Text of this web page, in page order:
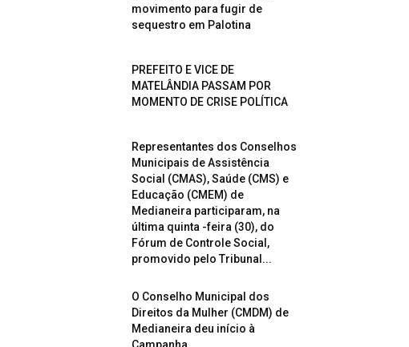
movimento para fugir de
sequestro em Palotina
PREFEITO E VICE DE
MATELÂNDIA PASSAM POR
MOMENTO DE CRISE POLÍTICA
Representantes dos Conselhos
Municipais de Assistência
Social (CMAS), Saúde (CMS) e
Educação (CMEM) de
Medianeira participaram, na
última quinta -feira (30), do
Fórum de Controle Social,
promovido pelo Tribunal...
O Conselho Municipal dos
Direitos da Mulher (CMDM) de
Medianeira deu início à